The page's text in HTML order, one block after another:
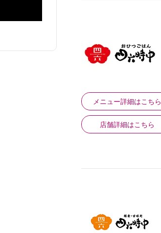
メニュー詳細はこちら
店舗詳細はこちら